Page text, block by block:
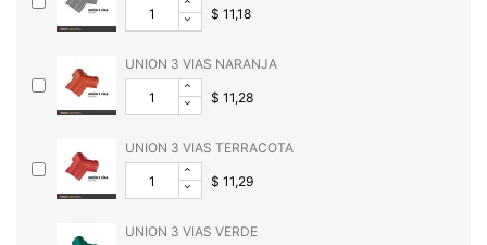
$ 11,18
UNION 3 VIAS NARANJA
$ 11,28
UNION 3 VIAS TERRACOTA
$ 11,29
UNION 3 VIAS VERDE